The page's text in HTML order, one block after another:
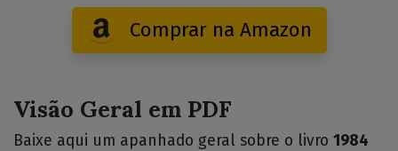
Comprar na Amazon
Visão Geral em PDF
Baixe aqui um apanhado geral sobre o livro 1984